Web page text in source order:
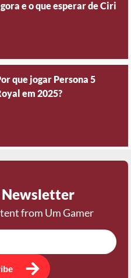
e o que esperar de Ciri
que jogar Persona 5
em 2025?
Newsletter
from Um Gamer